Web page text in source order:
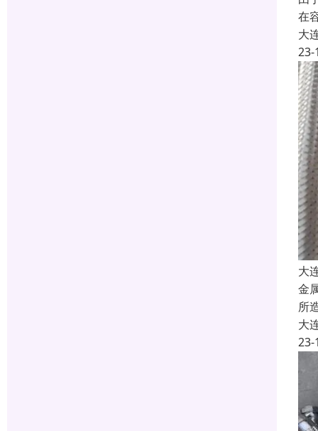
在
大
23-
大
金
所
大
23-